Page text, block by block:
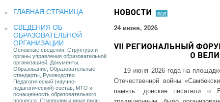
ГЛАВНАЯ СТРАНИЦА
СВЕДЕНИЯ ОБ
ОБРАЗОВАТЕЛЬНОЙ
ОРГАНИЗАЦИИ
Основные сведения, Структура и
органы управления образовательной
организацией, Документы,
Образование, Образовательные
стандарты, Руководство.
Педагогический (научно-
педагогический) состав, МТО и
оснащенность образовательного
процесса, Стипендии и иные виды
НОВОСТИ все
24 июня, 2026
VII РЕГИОНАЛЬНЫЙ
О
19 июня 2026 года на
Отечественной войны
память: донские писатели о